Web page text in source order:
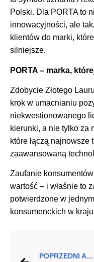
Polski. Dla PORTA to
innowacyjności, ale
klientów do marki,
silniejsze.
PORTA – marka,
Zdobycie Złotego
krok w umacnianiu
niekwestionowanego
kierunki, a nie tylko za
które łączą
zaawansowaną
Zaufanie
wartość – i właśnie to
potwierdzone w
konsumenckich w
POPRZEDNI ARTYKUŁ